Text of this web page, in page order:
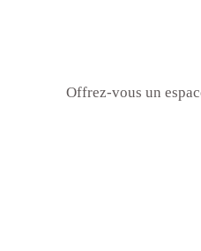
Offrez-vous un